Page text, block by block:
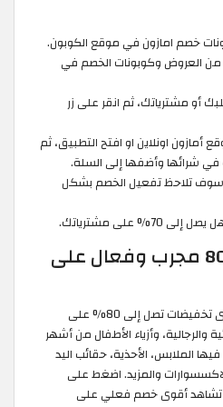
خصم امازون في موقع الكوبون.
العروض وكوبونات الخصم في
أو مشترياتك، ثم انقر على زر
أمازون اونلاين او افتح التطبيق، ثم
في شرائها وأضفها إلى السلة.
وسوف تلاحظ تفعيل الخصم بشكل
على مشترياتك.
كود خصم امازون 80 مجرب وفعال على
يقدم كود خصم امازون 80 أقوى تخفيضات تصل إلى 80% على
والرجالية، وأزياء الأطفال من أشهر
الملابس، الأحذية، حقائب اليد
والمزيد. اضغط على
80 وسوف تشاهد أقوى خصم فعلي على